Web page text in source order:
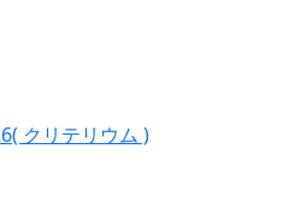
クリテリウム )